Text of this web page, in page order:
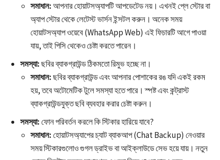
সমাধান:আপনার হোয়াটসঅ্যাপটি আপডেটেড নয়। এখনই প্লে স্টোর বা
অ্যাপ স্টোর থেকে লেটেস্ট ভার্সন ইন্সটল করুন। অনেক সময়
হোয়াটসঅ্যাপ ওয়েবে (WhatsApp Web) এই ফিচারটি আগে পাওয়া
যায়, তাই পিসি থেকেও চেষ্টা করতে পারেন।
সমস্যা:ছবির ব্যাকগ্রাউন্ড ঠিকমতো রিমুভ হচ্ছে না।
সমাধান:ছবির ব্যাকগ্রাউন্ড এবং আপনার পোশাকের রঙ যদি একই রকম
হয়, তবে অটোমেটিক টুলে সমস্যা হতে পারে। স্পষ্ট এবং কন্ট্রাস্ট
ব্যাকগ্রাউন্ডযুক্ত ছবি ব্যবহার করার চেষ্টা করুন।
সমস্যা:ফোন পরিবর্তন করলে কি স্টিকার হারিয়ে যাবে?
সমাধান:হোয়াটসঅ্যাপের চ্যাট ব্যাকআপ (Chat Backup) নেওয়ার
সময় স্টিকারগুলোও গুগল ড্রাইভ বা আইক্লাউডে সেভ হয়ে যায়। নতুন